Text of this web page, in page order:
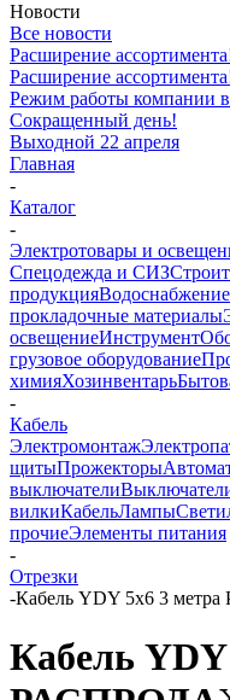
Новости
Все новости
Расширение
Расширение
Режим работы компании
Сокращенный день!
Выходной 22 апреля
Главная
-
Каталог
-
Электротовары и
Спецодежда и СИЗ
продукция
прокладочные материалы
освещениеИнструмент
грузовое оборудование
химияХозинвентарь
-
Кабель
Электромонтаж
щитыПрожекторы
выключатели
вилкиКабельЛампы
прочиеЭлементы питания
-
Отрезки
-Кабель YDY 5х6 3
Кабель